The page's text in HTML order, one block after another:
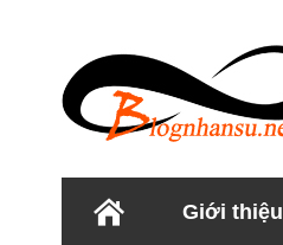
Giới thiệu